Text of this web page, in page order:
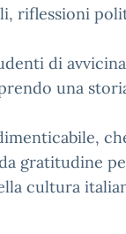
riflessioni
di
una
gratitudine
cultura